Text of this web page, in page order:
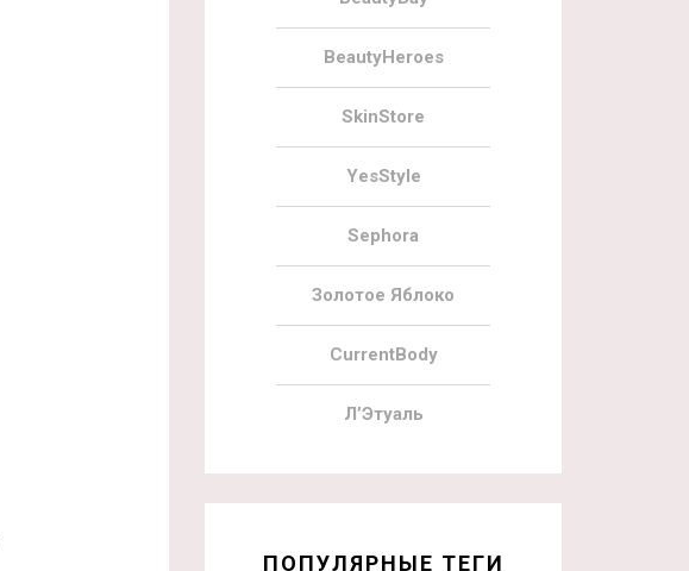
BeautyHeroes
SkinStore
YesStyle
Sephora
Золотое Яблоко
CurrentBody
Л’Этуаль
ПОПУЛЯРНЫЕ ТЕГИ